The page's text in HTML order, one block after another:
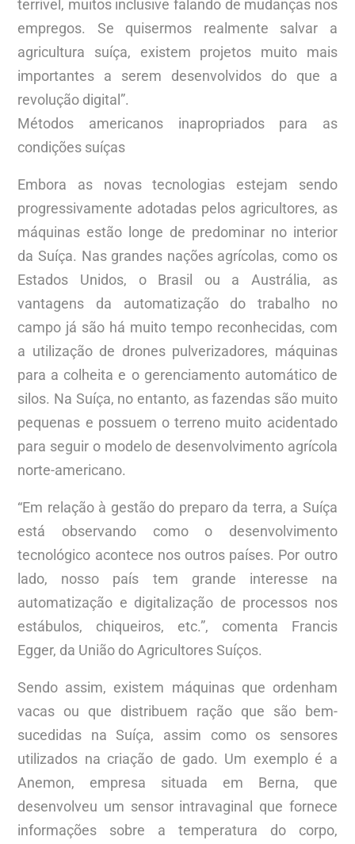
terrível, muitos inclusive falando de mudanças nos
empregos. Se quisermos realmente salvar a
agricultura suíça, existem projetos muito mais
importantes a serem desenvolvidos do que a
revolução digital”.
Métodos americanos inapropriados para as
condições suíças
Embora as novas tecnologias estejam sendo
progressivamente adotadas pelos agricultores, as
máquinas estão longe de predominar no interior
da Suíça. Nas grandes nações agrícolas, como os
Estados Unidos, o Brasil ou a Austrália, as
vantagens da automatização do trabalho no
campo já são há muito tempo reconhecidas, com
a utilização de drones pulverizadores, máquinas
para a colheita e o gerenciamento automático de
silos. Na Suíça, no entanto, as fazendas são muito
pequenas e possuem o terreno muito acidentado
para seguir o modelo de desenvolvimento agrícola
norte-americano.
“Em relação à gestão do preparo da terra, a Suíça
está observando como o desenvolvimento
tecnológico acontece nos outros países. Por outro
lado, nosso país tem grande interesse na
automatização e digitalização de processos nos
estábulos, chiqueiros, etc.”, comenta Francis
Egger, da União do Agricultores Suíços.
Sendo assim, existem máquinas que ordenham
vacas ou que distribuem ração que são bem-
sucedidas na Suíça, assim como os sensores
utilizados na criação de gado. Um exemplo é a
Anemon, empresa situada em Berna, que
desenvolveu um sensor intravaginal que fornece
informações sobre a temperatura do corpo,